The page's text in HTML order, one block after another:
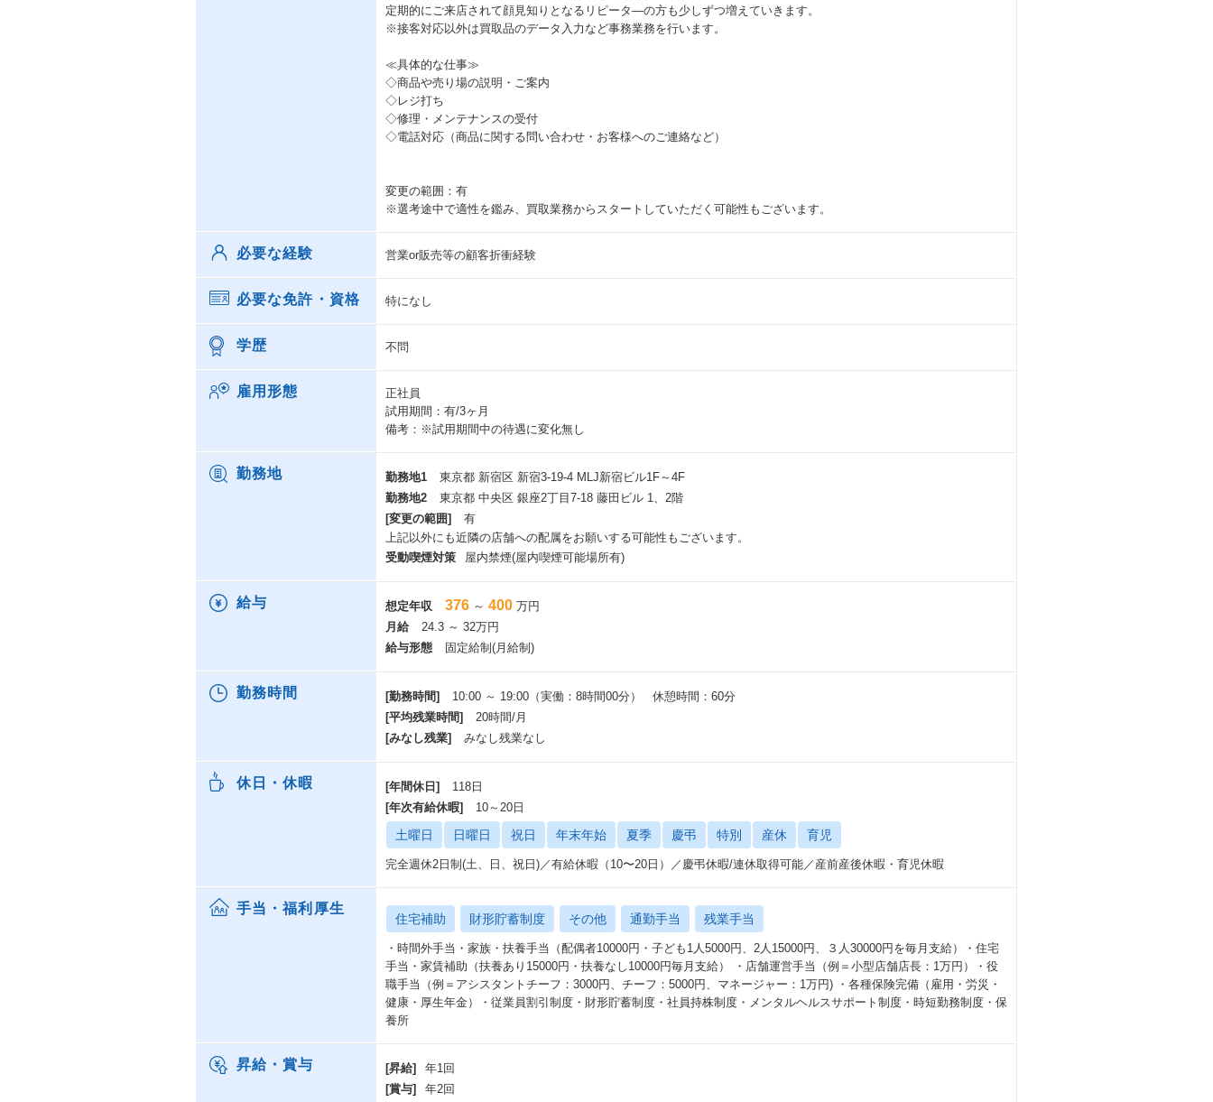
定期的にご来店されて顔見知りとなるリピータ―の方も少しずつ増えていきます。
※接客対応以外は買取品のデータ入力など事務業務を行います。
≪具体的な仕事≫
◇商品や売り場の説明・ご案内
◇レジ打ち
◇修理・メンテナンスの受付
◇電話対応（商品に関する問い合わせ・お客様へのご連絡など）
変更の範囲：有
※選考途中で適性を鑑み、買取業務からスタートしていただく可能性もございます。
必要な経験 営業or販売等の顧客折衝経験
必要な免許・資格 特になし
学歴 不問
雇用形態
正社員
試用期間：有/3ヶ月
備考：※試用期間中の待遇に変化無し
勤務地 勤務地1
東京都 新宿区 新宿3-19-4 MLJ新宿ビル1F～4F
勤務地2
東京都 中央区 銀座2丁目7-18 藤田ビル 1、2階
[変更の範囲]
有
上記以外にも近隣の店舗への配属をお願いする可能性もございます。
受動喫煙対策
屋内禁煙(屋内喫煙可能場所有)
給与 想定年収 376 ～ 400 万円
月給
24.3 ～ 32万円
給与形態
固定給制(月給制)
勤務時間 [勤務時間]
10:00 ～ 19:00（実働：8時間00分） 休憩時間：60分
[平均残業時間]
20時間/月
[みなし残業]
みなし残業なし
休日・休暇 [年間休日]
118日
[年次有給休暇]
10～20日
土曜日 日曜日 祝日 年末年始 夏季 慶弔 特別 産休 育児
完全週休2日制(土、日、祝日)／有給休暇（10〜20日）／慶弔休暇/連休取得可能／産前産後休暇・育児休暇
手当・福利厚生
住宅補助 財形貯蓄制度 その他 通勤手当 残業手当
・時間外手当・家族・扶養手当（配偶者10000円・子ども1人5000円、2人15000円、３人30000円を毎月支給）・住宅
手当・家賃補助（扶養あり15000円・扶養なし10000円毎月支給） ・店舗運営手当（例＝小型店舗店長：1万円）・役
職手当（例＝アシスタントチーフ：3000円、チーフ：5000円、マネージャー：1万円) ・各種保険完備（雇用・労災・
健康・厚生年金）・従業員割引制度・財形貯蓄制度・社員持株制度・メンタルヘルスサポート制度・時短勤務制度・保
養所
昇給・賞与 [昇給]
年1回
[賞与]
年2回